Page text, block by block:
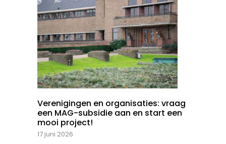
Verenigingen en organisaties: vraag
een MAG-subsidie aan en start een
mooi project!
17 juni 2026